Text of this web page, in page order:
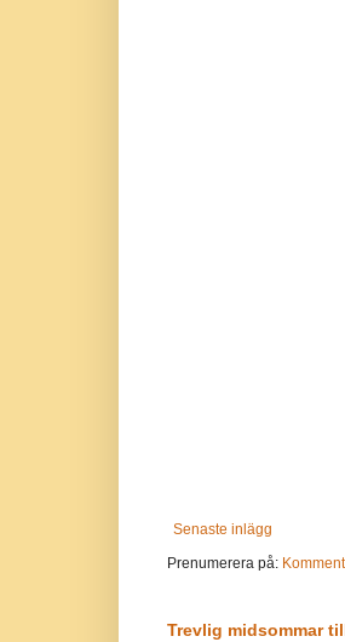
Senaste inlägg
Prenumerera på:
Trevlig midsommar